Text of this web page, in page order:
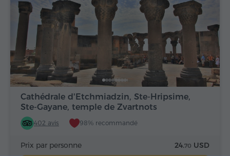
Cathédrale d'Etchmiadzin, Ste-Hripsime,
Ste-Gayane, temple de Zvartnots
402 avis 98% recommandé
Prix par personne 24.70 USD